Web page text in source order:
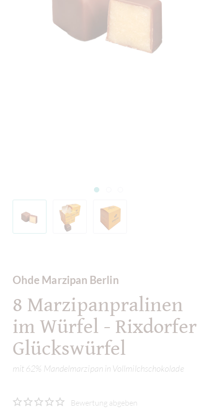
Ohde Marzipan Berlin
8 Marzipanpralinen
im Würfel - Rixdorfer
Glückswürfel
mit 62% Mandelmarzipan in Vollmilchschokolade
Bewertung abgeben